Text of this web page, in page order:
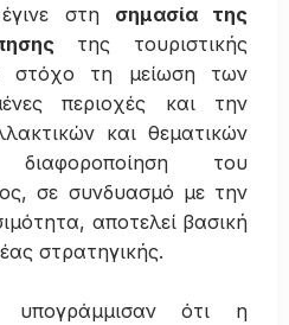
στη σημασία της
της τουριστικής
στόχο τη μείωση των
περιοχές και την
και θεματικών
του
σε συνδυασμό με την
αποτελεί βασική
στρατηγικής.
ότι η